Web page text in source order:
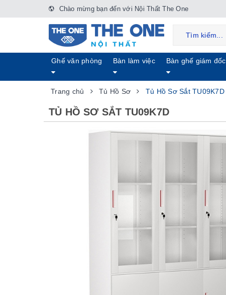
Chào mừng bạn đến với Nội Thất The One
Ghế văn phòng Bàn làm việc Bàn ghế giám đốc
Trang chủ Tủ Hồ Sơ Tủ Hồ Sơ Sắt TU09K7D
TỦ HỒ SƠ SẮT TU09K7D